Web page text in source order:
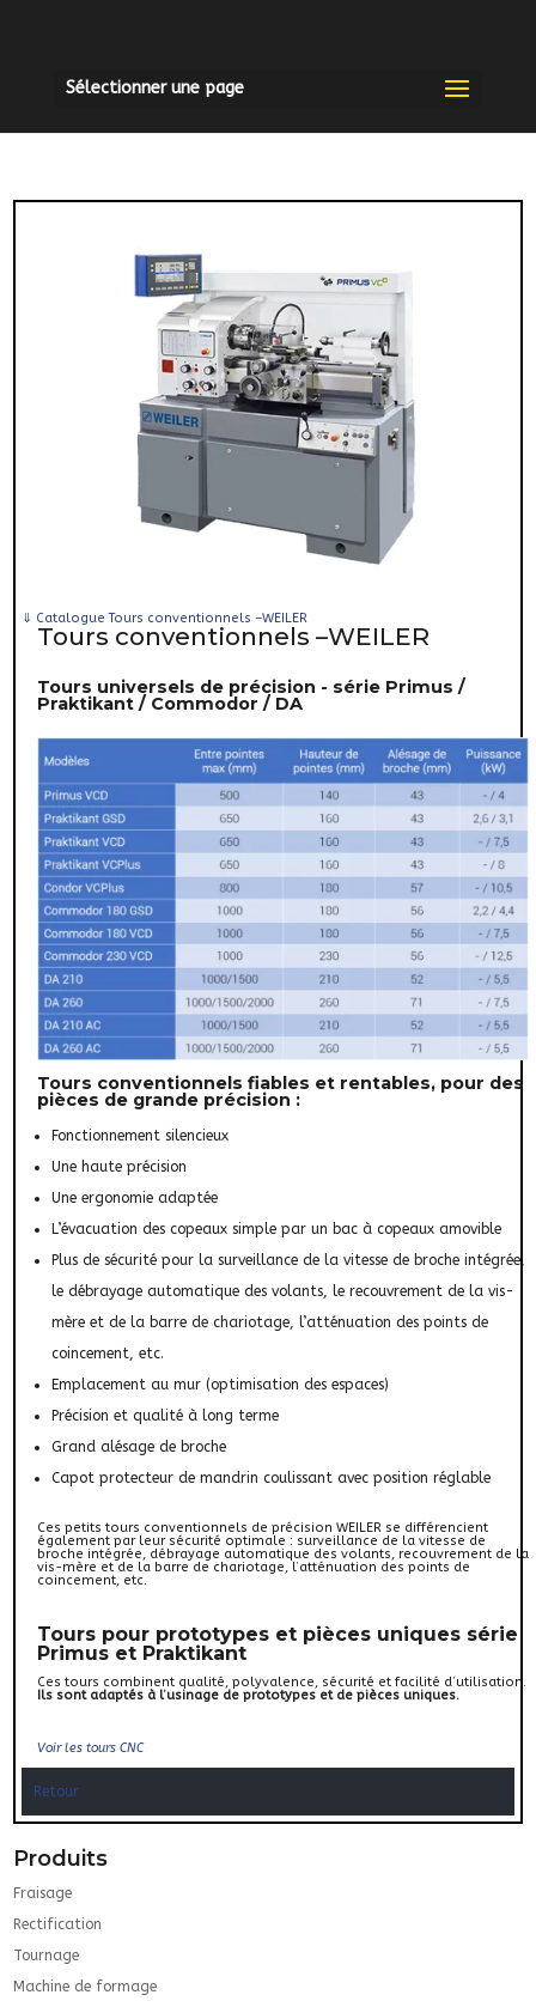
Sélectionner une page
⇓ Catalogue Tours conventionnels –WEILER
Tours conventionnels –WEILER
Tours universels de précision - série Primus /
Praktikant / Commodor / DA
Tours conventionnels fiables et rentables, pour des
pièces de grande précision :
Fonctionnement silencieux
Une haute précision
Une ergonomie adaptée
L’évacuation des copeaux simple par un bac à copeaux amovible
Plus de sécurité pour la surveillance de la vitesse de broche intégrée,
le débrayage automatique des volants, le recouvrement de la vis-
mère et de la barre de chariotage, l’atténuation des points de
coincement, etc.
Emplacement au mur (optimisation des espaces)
Précision et qualité à long terme
Grand alésage de broche
Capot protecteur de mandrin coulissant avec position réglable
Ces petits tours conventionnels de précision WEILER se différencient
également par leur sécurité optimale : surveillance de la vitesse de
broche intégrée, débrayage automatique des volants, recouvrement de la
vis-mère et de la barre de chariotage, l’atténuation des points de
coincement, etc.
Tours pour prototypes et pièces uniques série
Primus et Praktikant
Ces tours combinent qualité, polyvalence, sécurité et facilité d’utilisation.
Ils sont adaptés à l’usinage de prototypes et de pièces uniques.
Voir les tours CNC
Retour
Produits
Fraisage
Rectification
Tournage
Machine de formage